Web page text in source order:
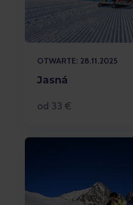
OTWARTE: 28.11.2025
Jasná
od 33 €